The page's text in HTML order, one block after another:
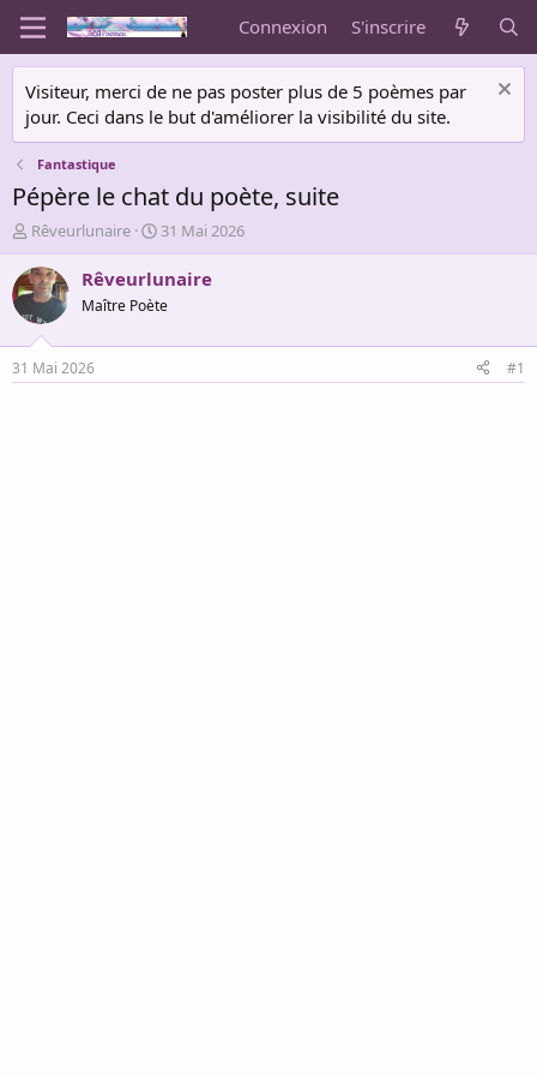
Connexion S'inscrire
Visiteur, merci de ne pas poster plus de 5 poèmes par
jour. Ceci dans le but d'améliorer la visibilité du site.
Fantastique
Pépère le chat du poète, suite
A
u
t
e
u
r
d
e
Rêveurlunaire
D
a
t
d
é
31 Mai 2026
Rêveurlunaire
Maître Poète
31 Mai 2026 #1